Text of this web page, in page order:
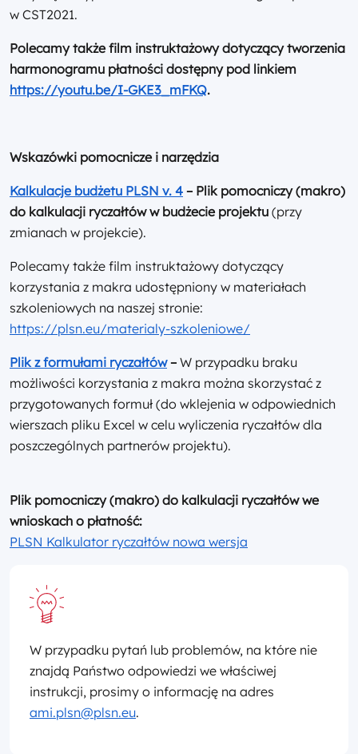
w CST2021.
Polecamy także film instruktażowy dotyczący tworzenia
harmonogramu płatności dostępny pod linkiem
https://youtu.be/I-GKE3_mFKQ.
Wskazówki pomocnicze i narzędzia
Kalkulacje budżetu PLSN v. 4 – Plik pomocniczy (makro)
do kalkulacji ryczałtów w budżecie projektu (przy
zmianach w projekcie).
Polecamy także film instruktażowy dotyczący
korzystania z makra udostępniony w materiałach
szkoleniowych na naszej stronie:
https://plsn.eu/materialy-szkoleniowe/
Plik z formułami ryczałtów– W przypadku braku
możliwości korzystania z makra można skorzystać z
przygotowanych formuł (do wklejenia w odpowiednich
wierszach pliku Excel w celu wyliczenia ryczałtów dla
poszczególnych partnerów projektu).
Plik pomocniczy (makro) do kalkulacji ryczałtów we
wnioskach o płatność:
PLSN Kalkulator ryczałtów nowa wersja
W przypadku pytań lub problemów, na które nie
znajdą Państwo odpowiedzi we właściwej
instrukcji, prosimy o informację na adres
ami.plsn@plsn.eu.